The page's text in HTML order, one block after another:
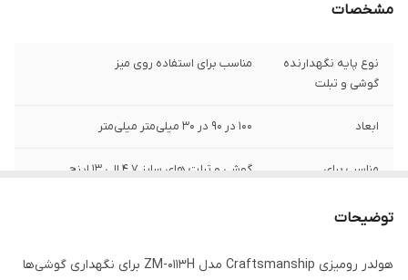
مشخصات
نوع پایه نگهدارنده
گوشی و تبلت
مناسب برای استفاده روی میز
ابعاد 100 در 90 در 30 میلی‌متر میلی‌متر
مناسب برای گوشی و تبلت های سایز 4.7 الی 13 اینچ
قابلیت‌های دستگاه
طوسی تیره
توضیحات
هولدر رومیزی Craftsmanship مدل ZM-0113H برای نگهداری گوشی‌ها